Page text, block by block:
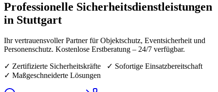
Professionelle Sicherheitsdienstleistungen
in Stuttgart
Ihr vertrauensvoller Partner für Objektschutz, Eventsicherheit und
Personenschutz. Kostenlose Erstberatung – 24/7 verfügbar.
✓ Zertifizierte Sicherheitskräfte ✓ Sofortige Einsatzbereitschaft
✓ Maßgeschneiderte Lösungen